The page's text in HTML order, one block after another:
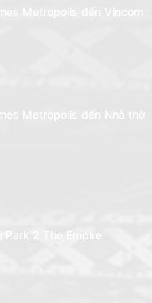
Metropolis đến Vincom
Metropolis đến Nhà thờ
Park 2 The Empire